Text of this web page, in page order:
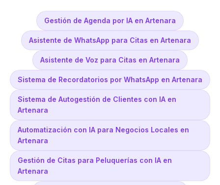
Gestión de Agenda por IA en Artenara
Asistente de WhatsApp para Citas en Artenara
Asistente de Voz para Citas en Artenara
Sistema de Recordatorios por WhatsApp en Artenara
Sistema de Autogestión de Clientes con IA en
Artenara
Automatización con IA para Negocios Locales en
Artenara
Gestión de Citas para Peluquerías con IA en
Artenara